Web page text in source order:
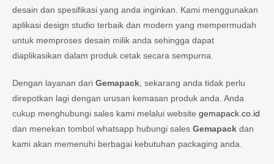
desain dan spesifikasi yang anda inginkan. Kami menggunakan
aplikasi design studio terbaik dan modern yang mempermudah
untuk memproses desain milik anda sehingga dapat
diaplikasikan dalam produk cetak secara sempurna.
Dengan layanan dari Gemapack , sekarang anda tidak perlu
direpotkan lagi dengan urusan kemasan produk anda. Anda
cukup menghubungi sales kami melalui website gemapack.co.id
dan menekan tombol whatsapp hubungi sales Gemapack dan
kami akan memenuhi berbagai kebutuhan packaging anda.